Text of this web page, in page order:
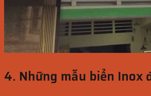
4. Những mẫu biển Inox